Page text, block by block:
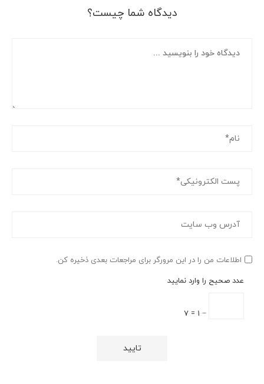
دیدگاه شما چیست؟
اطلاعات من را در این مرورگر برای مراجعات بعدی ذخیره کن.
عدد صحیح را وارد نمایید
− 1 = 7